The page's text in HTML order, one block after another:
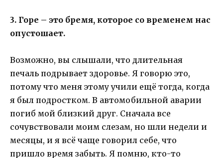
3. Горе – это бремя, которое со временем нас
опустошает.
Возможно, вы слышали, что длительная
печаль подрывает здоровье. Я говорю это,
потому что меня этому учили ещё тогда, когда
я был подростком. В автомобильной аварии
погиб мой близкий друг. Сначала все
сочувствовали моим слезам, но шли недели и
месяцы, и я всё чаще говорил себе, что
пришло время забыть. Я помню, кто-то